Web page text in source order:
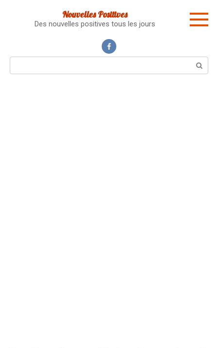
Nouvelles Positives
Des nouvelles positives tous les jours